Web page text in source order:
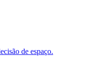
de espaço.